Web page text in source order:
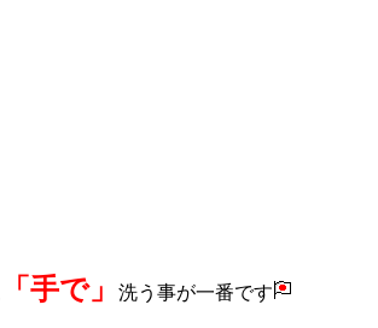
「手で」 洗う事が一番です